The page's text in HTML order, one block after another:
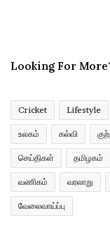
a
d
e
s
Looking For
Cricket Lifestyle
உலகம் கல்வி
செய்திகள் தமிழகம்
வணிகம் வரலாறு
வேலைவாய்ப்பு